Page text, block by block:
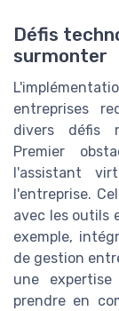
Défis
surmonter
entreprises
divers défis
Premier
l'assistant
l'entreprise.
avec les outils
exemple,
de gestion
une
prendre en